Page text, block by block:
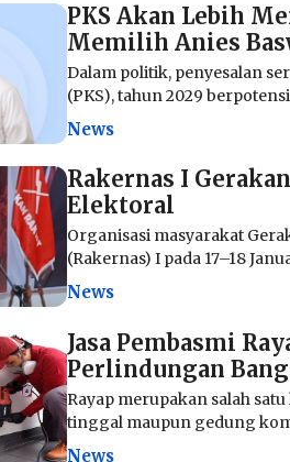
PKS Akan Lebih
Memilih Anies
Dalam politik, penyesalan
(PKS), tahun 2029
News
Rakernas I
Elektoral
Organisasi masyarakat
(Rakernas) I pada 17–18
News
Jasa Pembasmi
Perlindungan
Rayap merupakan salah
tinggal maupun gedung
News